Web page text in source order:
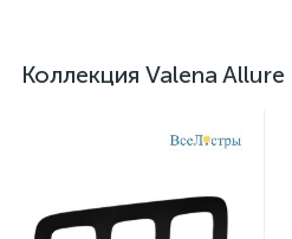
Коллекция Valena Allure